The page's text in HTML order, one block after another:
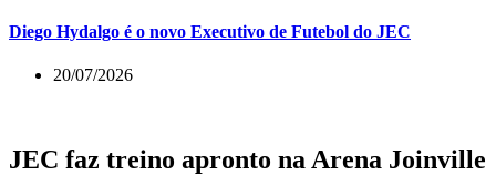
Diego Hydalgo é o novo Executivo de Futebol do JEC
20/07/2026
JEC faz treino apronto na Arena Joinville